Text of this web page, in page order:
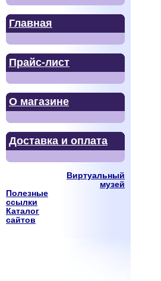
Главная
Прайс-лист
О магазине
Доставка и оплата
Виртуальный
музей
Полезные
ссылки
Каталог
сайтов